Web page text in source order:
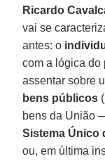
Ricardo
vai se
antes: o
com a lógica do
assentar sobre
bens públicos (
bens da União
Sistema Único
ou, em última